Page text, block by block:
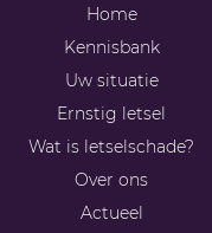
Home
Kennisbank
Uw situatie
Ernstig letsel
Wat is letselschade?
Over ons
Actueel